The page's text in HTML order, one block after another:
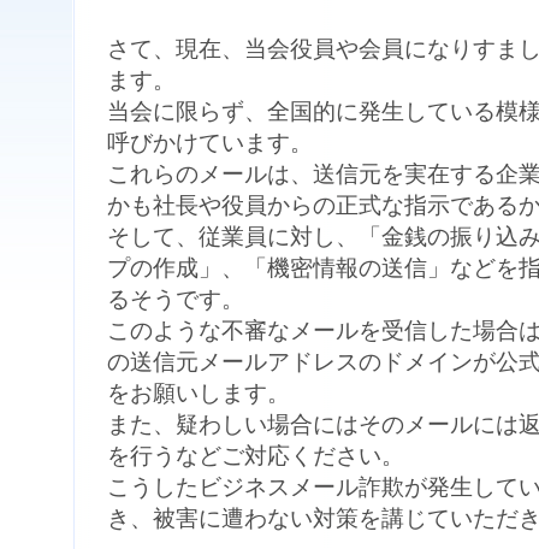
さて、現在、当会役員や会員になりすま
ます。
当会に限らず、全国的に発生している模
呼びかけています。
これらのメールは、送信元を実在する企
かも社長や役員からの正式な指示である
そして、従業員に対し、「金銭の振り込
プの作成」、「機密情報の送信」などを
るそうです。
このような不審なメールを受信した場合
の送信元メールアドレスのドメインが公
をお願いします。
また、疑わしい場合にはそのメールには
を行うなどご対応ください。
こうしたビジネスメール詐欺が発生して
き、被害に遭わない対策を講じていただ